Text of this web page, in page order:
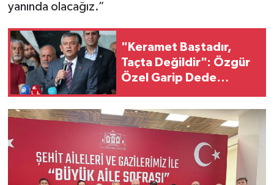
yanında olacağız.”
"Keramet Baştadır,
Taçta Değildir": Özgür
Özel Garip Dede
Meydan Okudu!